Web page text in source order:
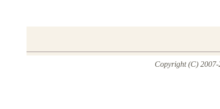
Copyright (C) 2007-